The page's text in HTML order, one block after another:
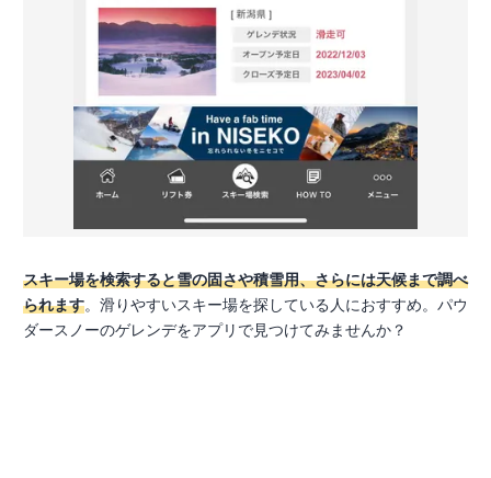
スキー場を検索すると雪の固さや積雪用、さらには天候まで調べ
られます。滑りやすいスキー場を探している人におすすめ。パウ
ダースノーのゲレンデをアプリで見つけてみませんか？